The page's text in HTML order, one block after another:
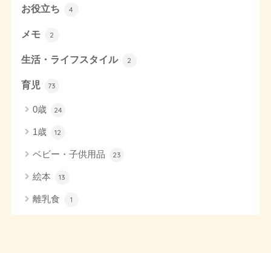
お役立ち 4
メモ 2
生活・ライフスタイル 2
育児 73
0歳 24
1歳 12
ベビー・子供用品 23
絵本 13
離乳食 1